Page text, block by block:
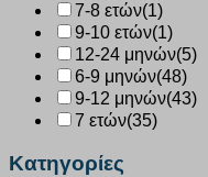
7-8 ετών(1)
9-10 ετών(1)
12-24 μηνών(5)
6-9 μηνών(48)
9-12 μηνών(43)
7 ετών(35)
Κατηγορίες